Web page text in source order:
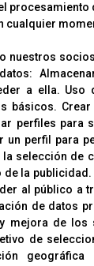
5, 08850
procesamiento
cualquier
nuestros
a ella. Uso
básicos.
perfiles para
un perfil para
selección de
de la publicidad .
al público a
de datos
mejora de los
de
geográfica